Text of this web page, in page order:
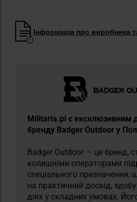
Інформація про виробника
Militaria.pl є ексклюзивним
бренду Badger Outdoor у
Badger Outdoor — це бренд,
колишніми операторами
спеціального призначення,
на практичний досвід,
діях у складних умовах.